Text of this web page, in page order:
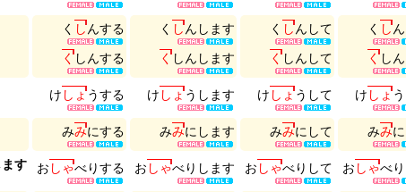
く しんする
くし んする
く しん し ます
くし ん し ます
く しん して
くし ん して
く しん
くし ん
け し ょうする け し ょう し ます け し ょう して け し ょう
みみにする みみに し ます みみに して みみに
す お し ゃべりする お し ゃべり し ます お し ゃべり して お し ゃべり